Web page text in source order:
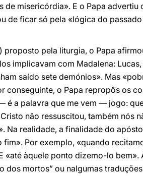
misericórdia». E o Papa advertiu
de ficar só pela «lógica do
pela liturgia, o Papa
implicavam com Madalena:
saído sete demónios». Mas
conseguinte, o Papa repropôs os
é a palavra que me vem — jogo:
não ressuscitou, também nós
Na realidade, a finalidade do
Por exemplo, «quando
«até àquele ponto dizemo-lo
mortos” ou nalgumas